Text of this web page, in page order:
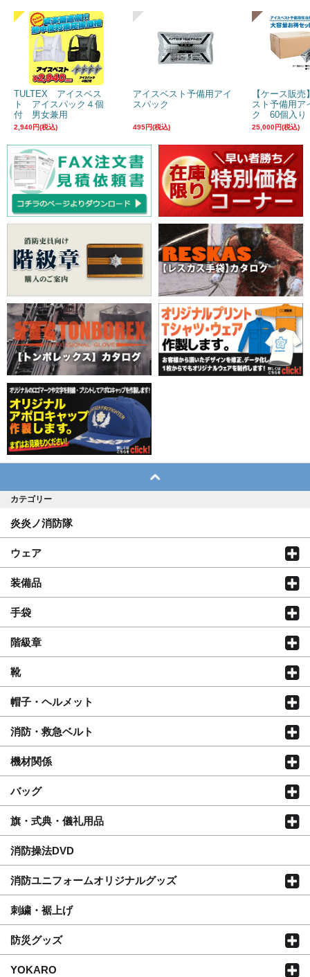
TULTEX アイスベス
ト アイスパック４個
付 男女兼用
2,940円(税込)
アイスベスト予備用アイ
スパック
495円(税込)
【ケース販
スト予備用ア
ク 60個入り
25,000円(税込)
カテゴリー
炎炎ノ消防隊
ウェア
装備品
手袋
階級章
靴
帽子・ヘルメット
消防・救急ベルト
機材関係
バッグ
旗・式典・儀礼用品
消防操法DVD
消防ユニフォームオリジナルグッズ
刺繍・裾上げ
防災グッズ
YOKARO